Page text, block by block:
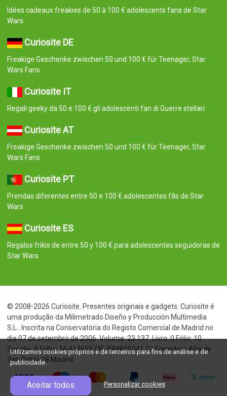
Idées cadeaux freakies de 50 à 100 € adolescents fans de Star
Wars
Curiosite DE
Freakige Geschenke zwischen 50 und 100 € für Teenager, Star
Wars Fans
Curiosite IT
Regali geeky da 50 e 100 € gli adolescenti fan di Guerre stellari
Curiosite AT
Freakige Geschenke zwischen 50 und 100 € für Teenager, Star
Wars Fans
Curiosite PT
Prendas diferentes entre 50 e 100 € adolescentes fãs de Star
Wars
Curiosite ES
Regalos frikis de entre 50 y 100 € para adolescentes seguidoras de
Star Wars
© 2008-2026 Curiosite. Presentes originais e gadgets. Curiosite é
uma produção da Milimetrado Diseño y Producción Multimedia
S.L.. Inscrita na Conservatória do Registo Comercial de Madrid no
dia 07 de setembro de 2006. Volume: 23.137. Livro: 0 Fólio: 10
Secção: 8 Folha: M-414659 CIF: B84800341 C/ Corredera Alta de
San Pablo 28 Madrid
Utilizamos cookies próprios e de terceiros para fins de análise e de
publicidade.
Aceitar todos Personalizar cookies